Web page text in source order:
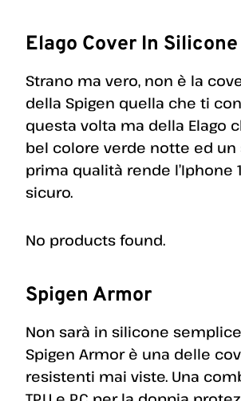
Elago Cover In Silicone
Strano ma vero, non è la
della Spigen quella che ti
questa volta ma della Elago
bel colore verde notte ed un
prima qualità rende l’Iphone
sicuro.
No products found.
Spigen Armor
Non sarà in silicone
Spigen Armor è una delle
resistenti mai viste. Una